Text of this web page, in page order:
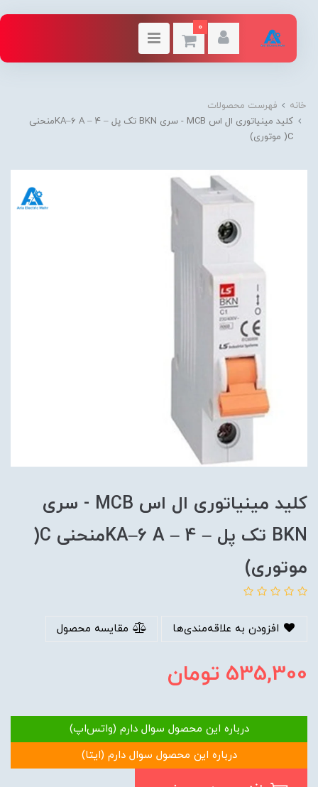
0
خانه
فهرست محصولات
کلید مینیاتوری ال اس MCB - سری BKN تک پل – KA–6 A – 4منحنی
C( موتوری)
کلید مینیاتوری ال اس MCB - سری
BKN تک پل – KA–6 A – 4منحنی C(
موتوری)
افزودن به علاقه‌مندی‌ها مقایسه محصول
535,300تومان
درباره این محصول سوال دارم (واتس‌اپ)
درباره این محصول سوال دارم (ایتا)